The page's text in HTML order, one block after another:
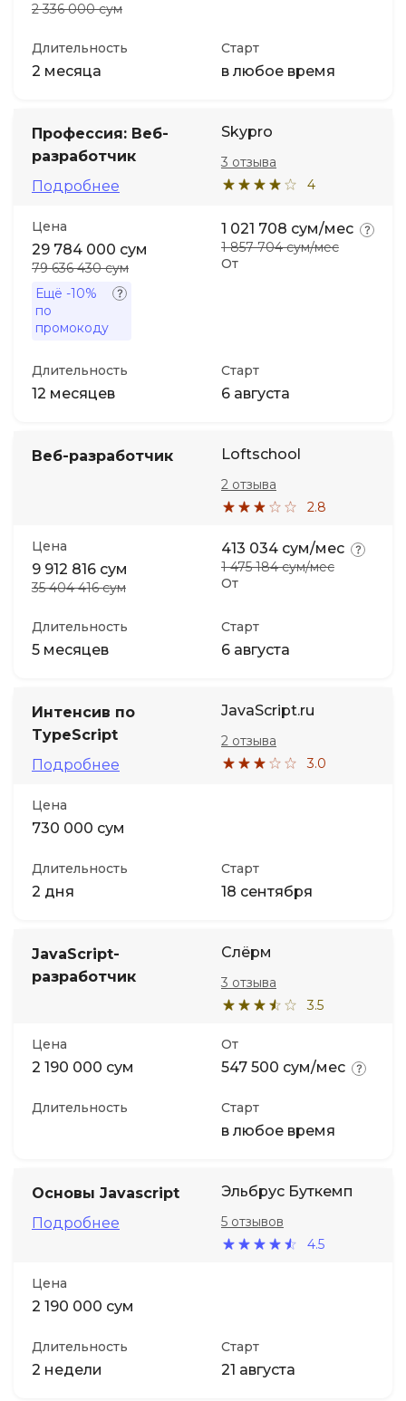
2 336 000 сум
Длительность
2 месяца
Старт
в любое время
Профессия: Веб-
разработчик
Подробнее
Skypro
4
3 отзыва
Цена
29 784 000 сум
79 636 430 сум
Ещё -10%
по
промокоду
От
1 021 708 сум/мес
1 857 704 сум/мес
Длительность
12 месяцев
Старт
6 августа
Веб-разработчик Loftschool
2.8
2 отзыва
Цена
9 912 816 сум
35 404 416 сум От
413 034 сум/мес
1 475 184 сум/мес
Длительность
5 месяцев
Старт
6 августа
Интенсив по
TypeScript
Подробнее
JavaScript.ru
3.0
2 отзыва
Цена
730 000 сум
Длительность
2 дня
Старт
18 сентября
JavaScript-
разработчик
Слёрм
3.5
3 отзыва
Цена
2 190 000 сум
От
547 500 сум/мес
Длительность Старт
в любое время
Основы Javascript
Подробнее
Эльбрус Буткемп
4.5
5 отзывов
Цена
2 190 000 сум
Длительность
2 недели
Старт
21 августа